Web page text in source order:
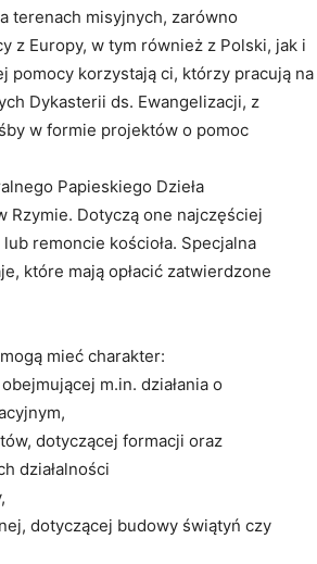
terenach misyjnych, zarówno
z Europy, w tym również z Polski, jak i
pomocy korzystają ci, którzy pracują na
Dykasterii ds. Ewangelizacji, z
w formie projektów o pomoc
Papieskiego Dzieła
Rzymie. Dotyczą one najczęściej
remoncie kościoła. Specjalna
które mają opłacić zatwierdzone
mieć charakter:
m.in. działania o
dotyczącej formacji oraz
działalności
dotyczącej budowy świątyń czy